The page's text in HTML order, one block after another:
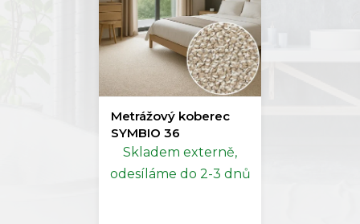
Metrážový koberec
SYMBIO 36
Skladem externě,
odesíláme do 2-3 dnů